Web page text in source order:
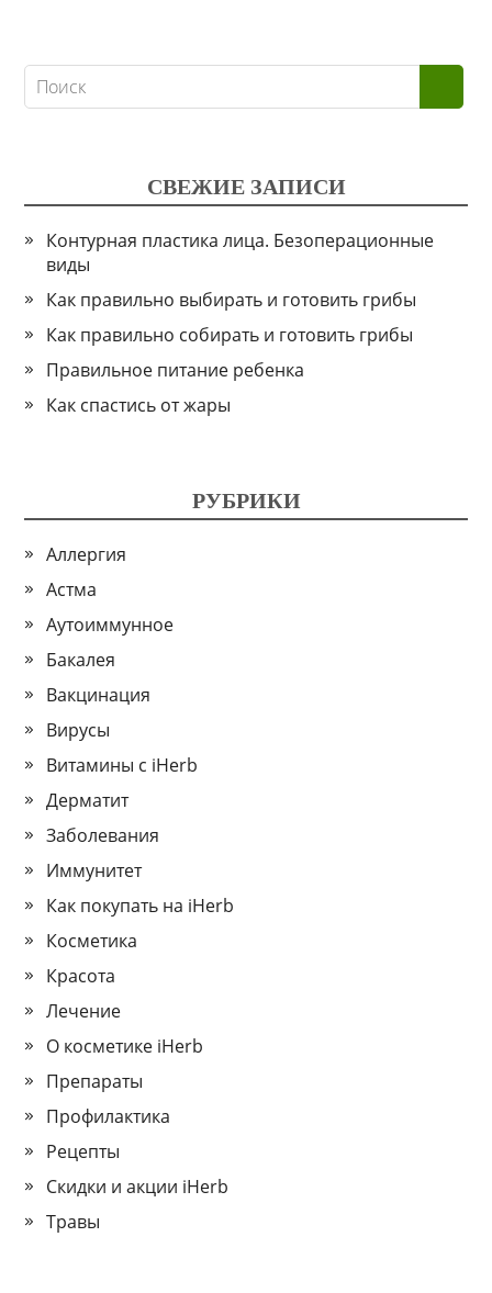
СВЕЖИЕ ЗАПИСИ
Контурная пластика лица. Безоперационные
виды
Как правильно выбирать и готовить грибы
Как правильно собирать и готовить грибы
Правильное питание ребенка
Как спастись от жары
РУБРИКИ
Аллергия
Астма
Аутоиммунное
Бакалея
Вакцинация
Вирусы
Витамины с iHerb
Дерматит
Заболевания
Иммунитет
Как покупать на iHerb
Косметика
Красота
Лечение
О косметике iHerb
Препараты
Профилактика
Рецепты
Скидки и акции iHerb
Травы